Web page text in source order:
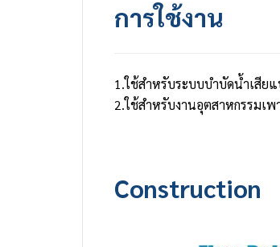
การใช้งาน
1.ใช้สำหรับระบบบำบัดน้ำเสีย
2.ใช้สำหรับงานอุตสาหกรรมเ
Construction